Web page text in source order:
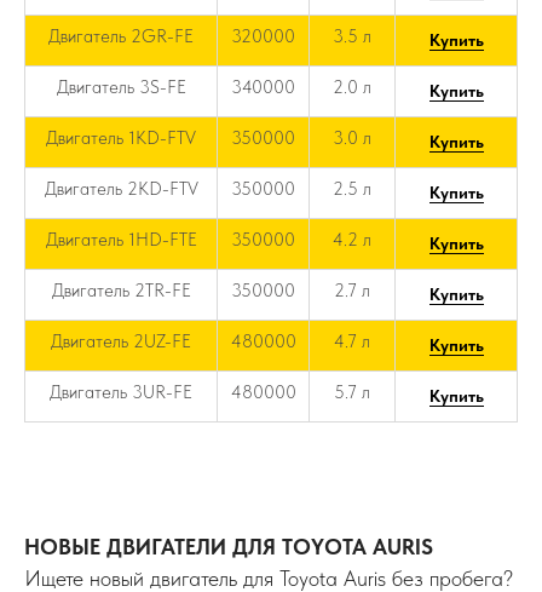
Двигатель 2GR-FE 320000 3.5 л Купить
Двигатель 3S-FE 340000 2.0 л Купить
Двигатель 1KD-FTV 350000 3.0 л Купить
Двигатель 2KD-FTV 350000 2.5 л Купить
Двигатель 1HD-FTE 350000 4.2 л Купить
Двигатель 2TR-FE 350000 2.7 л Купить
Двигатель 2UZ-FE 480000 4.7 л Купить
Двигатель 3UR-FE 480000 5.7 л Купить
НОВЫЕ ДВИГАТЕЛИ ДЛЯ TOYOTA AURIS
Ищете новый двигатель для Toyota Auris без пробега?